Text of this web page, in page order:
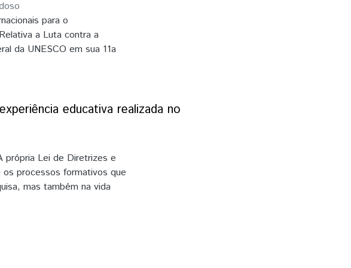
obtidos
para o
a Luta contra a
da UNESCO em sua 11a
1960, e a III Conferência
eventos foi criado, por
Discriminação (CNCD)
de promoção da
e étnicos, afetados por
2002, p.23).
educativa realizada no
própria Lei de Diretrizes e
os processos formativos que
mas também na vida
e organizações da
ou, segundo o recorte deste
tem se dado o desafio de
e propostas